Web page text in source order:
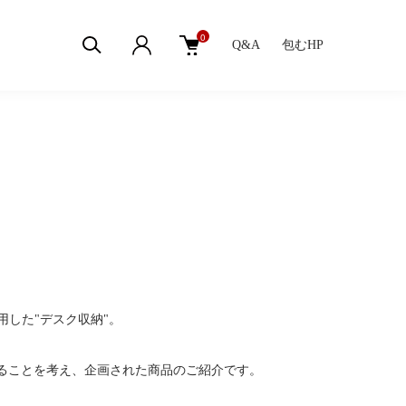
0
Q&A 包むHP
した"デスク収納"。
とを考え、企画された商品のご紹介です。